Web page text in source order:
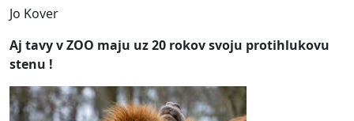
Jo Kover
Aj tavy v ZOO maju uz 20 rokov svoju protihlukovu
stenu !